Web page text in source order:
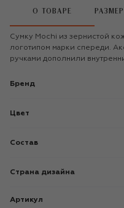
О ТОВАРЕ
Сумку Mochi из зернистой
логотипом марки спереди.
ручками дополнили
Бренд
Цвет
Состав
Страна дизайна
Артикул